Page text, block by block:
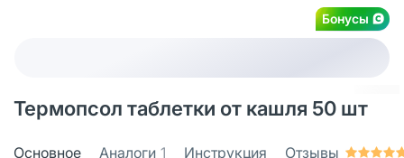
Бонусы
Термопсол таблетки от кашля 50 шт
Основное Аналоги 1 Инструкция Отзывы